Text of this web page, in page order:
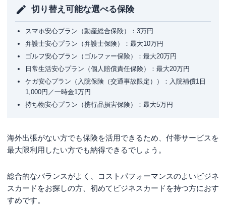
切り替え可能な選べる保険
スマホ安心プラン（動産総合保険）：3万円
弁護士安心プラン（弁護士保険）：最大10万円
ゴルフ安心プラン（ゴルファー保険）：最大20万円
日常生活安心プラン（個人賠償責任保険）：最大20万円
ケガ安心プラン（入院保険（交通事故限定））：入院補償1日
1,000円／一時金1万円
持ち物安心プラン（携行品損害保険）：最大5万円
海外出張がない方でも保険を活用できるため、付帯サービスを
最大限利用したい方でも納得できるでしょう。
総合的なバランスがよく、コストパフォーマンスのよいビジネ
スカードをお探しの方、初めてビジネスカードを持つ方におす
すめです。